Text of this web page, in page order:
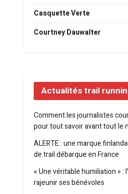
Casquette Verte
Courtney Dauwalter
Actualités trail
Comment les journalistes
pour tout savoir avant tout le
ALERTE : une marque
de trail débarque en France
« Une véritable humiliation » :
rajeunir ses bénévoles